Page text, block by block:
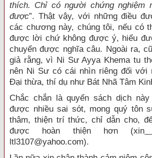
thích. Chỉ có người chứng nghiệm
được”. Thật vậy, với những điều
các chương này, chúng tôi, nếu có
được lời chứ không được ý, hiểu
chuyển được nghĩa câu. Ngoài ra,
giả rằng, vì Ni Sư Ayya Khema tu
nên Ni Sư có cái nhìn riêng đối với
Đại thừa, thí dụ như Bát Nhã Tâm
Chắc chắn là quyển sách dịch
được nhiều sai sót, mong quý tôn
thâm, thiện trí thức, chỉ dẫn cho,
được hoàn thiện hơn (xin
ltl3107@yahoo.com).